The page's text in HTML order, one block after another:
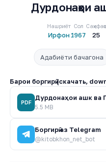
Барои боргирӣ (скачать,
PDF
Дурдонаҳои ашк ва
5.5 MB
Боргирӣ аз Telegram
@kitobkhon_net_bot
Дурдонаҳои
Нашриёт
Ирфон
Сол
1967
Саҳифаҳо
25
Адабиёти бачагона